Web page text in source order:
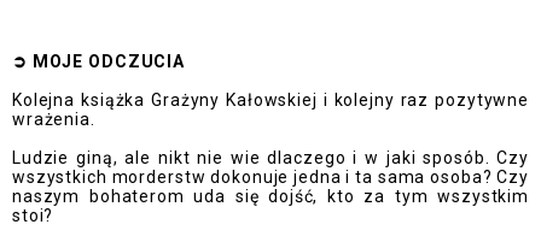
➲ MOJE ODCZUCIA
Kolejna książka Grażyny Kałowskiej i kolejny raz pozytywne
wrażenia.
Ludzie giną, ale nikt nie wie dlaczego i w jaki sposób. Czy
wszystkich morderstw dokonuje jedna i ta sama osoba? Czy
naszym bohaterom uda się dojść, kto za tym wszystkim
stoi?